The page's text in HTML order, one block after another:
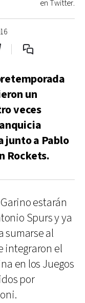
en Twitter.
un
veces
junto a Pablo
Rockets.
estarán
Spurs y ya
sumarse al
integraron el
en los Juegos
por